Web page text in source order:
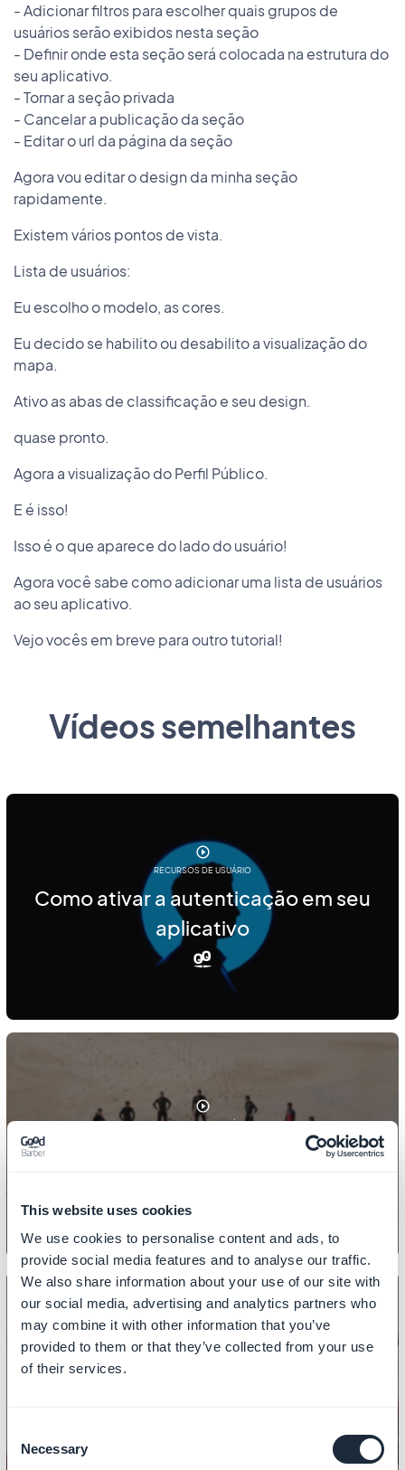
This website uses cookies
We use cookies to personalise content and ads, to
provide social media features and to analyse our traffic.
We also share information about your use of our site with
our social media, advertising and analytics partners who
may combine it with other information that you’ve
provided to them or that they’ve collected from your use
of their services.
Selection
Necessary
- Adicionar filtros para escolher quais grupos de
usuários serão exibidos nesta seção
- Definir onde esta seção será colocada na estrutura do
seu aplicativo.
- Tornar a seção privada
- Cancelar a publicação da seção
- Editar o url da página da seção
Agora vou editar o design da minha seção
rapidamente.
Existem vários pontos de vista.
Lista de usuários:
Eu escolho o modelo, as cores.
Eu decido se habilito ou desabilito a visualização do
mapa.
Ativo as abas de classificação e seu design.
quase pronto.
Agora a visualização do Perfil Público.
E é isso!
Isso é o que aparece do lado do usuário!
Agora você sabe como adicionar uma lista de usuários
ao seu aplicativo.
Vejo vocês em breve para outro tutorial!
Vídeos semelhantes
RECURSOS DE USUÁRIO
Como ativar a autenticação em seu
aplicativo
RECURSOS DE USUÁRIO
Como criar grupos de usuários
RECURSOS DE USUÁRIO
Como adicionar um chat no seu